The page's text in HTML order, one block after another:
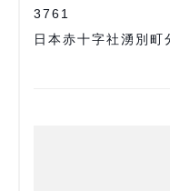
3761
日本赤十字社湧別町